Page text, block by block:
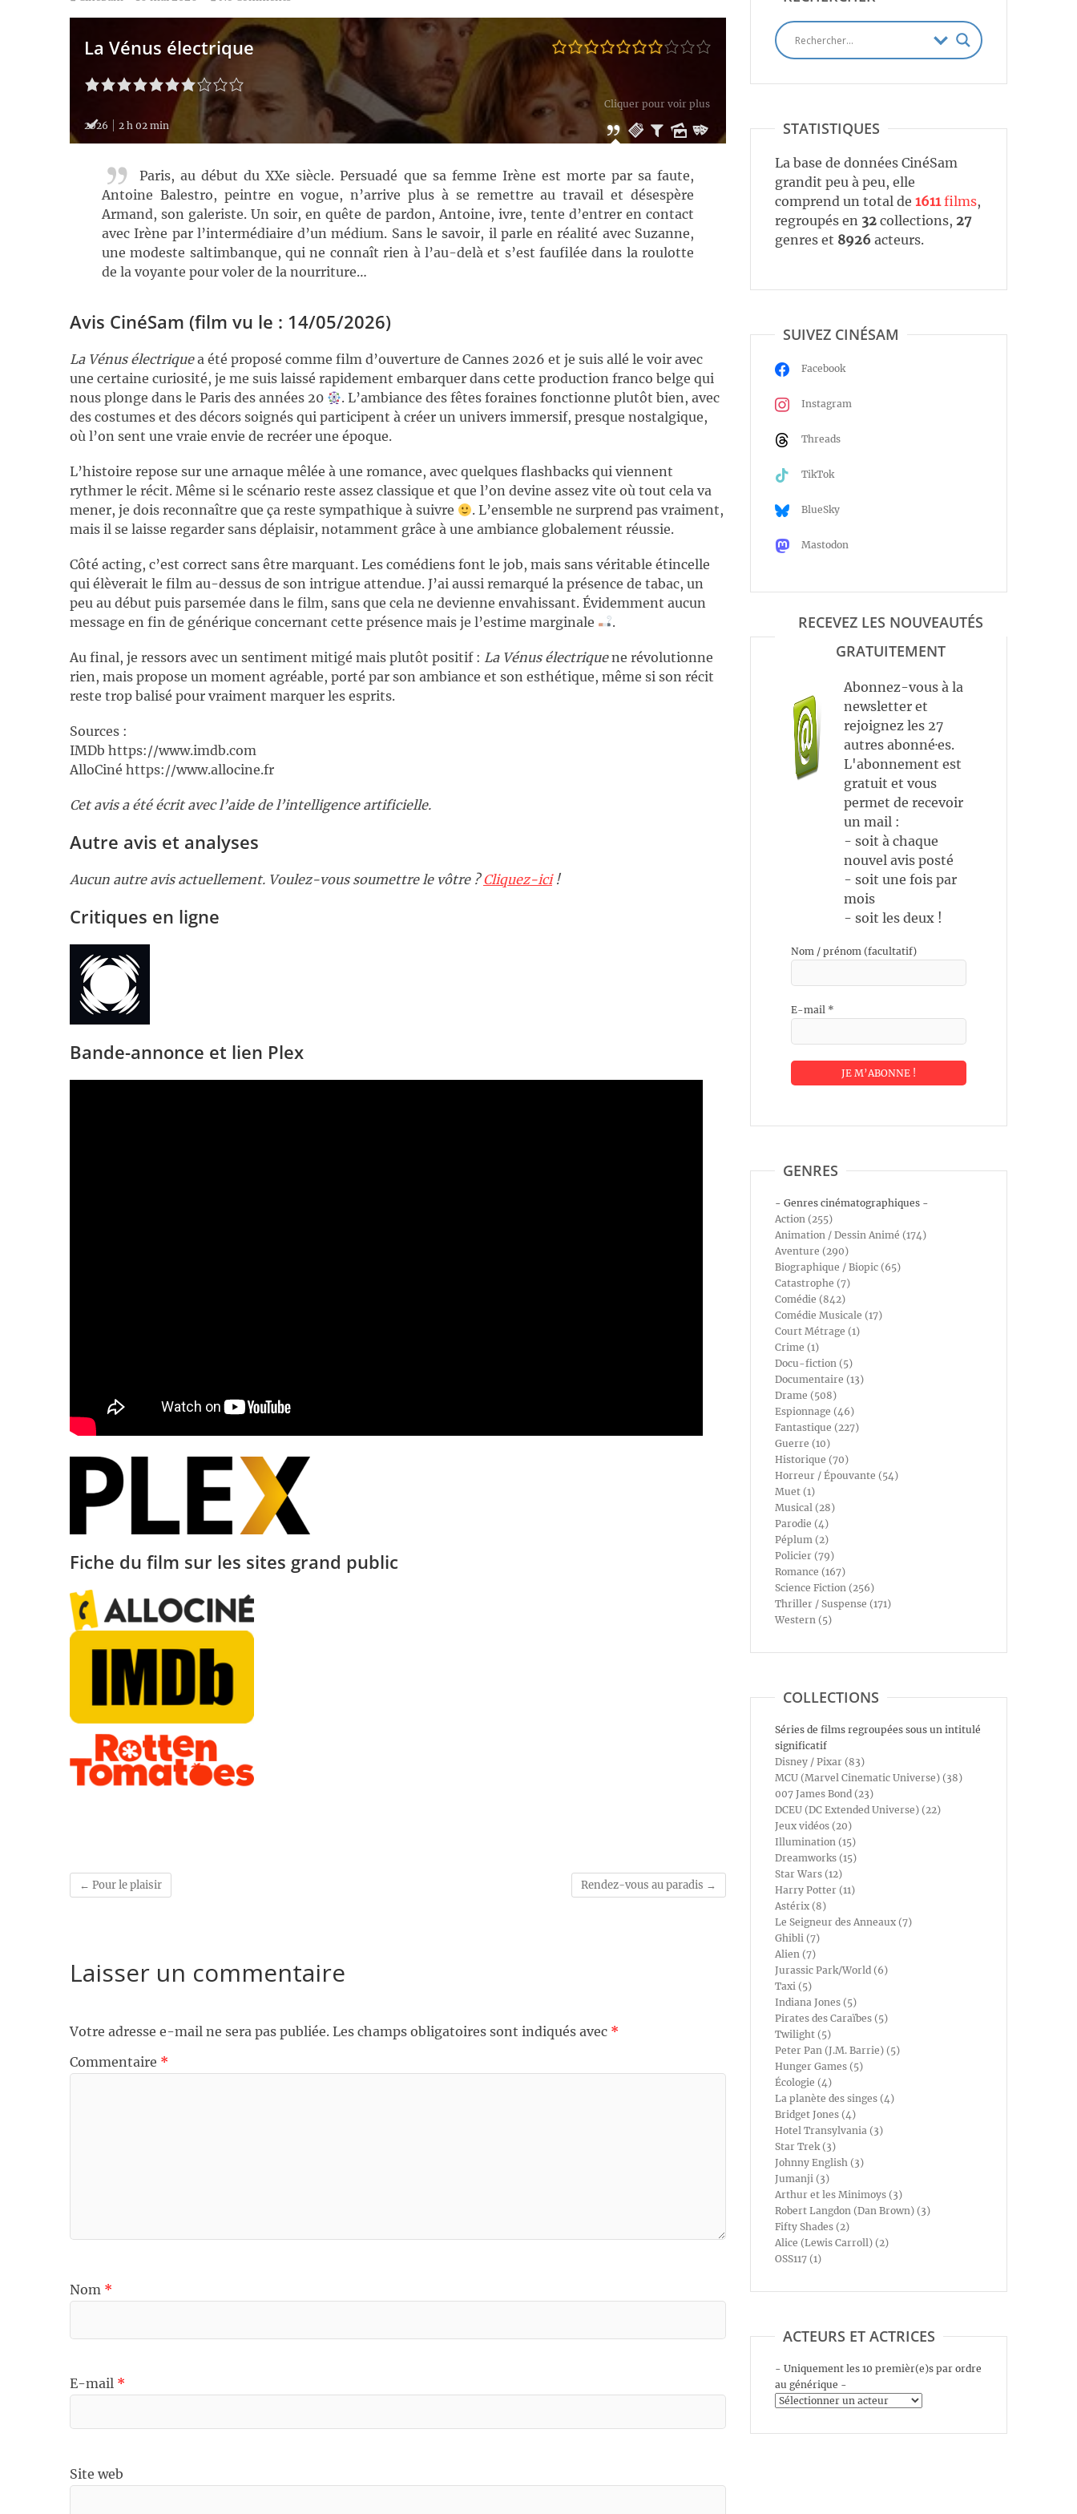
La Vénus électrique
2026 2 h 02 min
Cliquer pour voir plus
Paris, au début du XXe siècle. Persuadé que sa femme Irène est morte par sa faute,
Antoine Balestro, peintre en vogue, n’arrive plus à se remettre au travail et désespère
Armand, son galeriste. Un soir, en quête de pardon, Antoine, ivre, tente d’entrer en contact
avec Irène par l’intermédiaire d’un médium. Sans le savoir, il parle en réalité avec Suzanne,
une modeste saltimbanque, qui ne connaît rien à l’au-delà et s’est faufilée dans la roulotte
de la voyante pour voler de la nourriture…
Avis CinéSam (film vu le : 14/05/2026)
La Vénus électriquea été proposé comme film d’ouverture de Cannes 2026 et je suis allé le voir avec
une certaine curiosité, je me suis laissé rapidement embarquer dans cette production franco belge qui
nous plonge dans le Paris des années 20
. L’ambiance des fêtes foraines fonctionne plutôt bien, avec
des costumes et des décors soignés qui participent à créer un univers immersif, presque nostalgique,
où l’on sent une vraie envie de recréer une époque.
L’histoire repose sur une arnaque mêlée à une romance, avec quelques flashbacks qui viennent
rythmer le récit. Même si le scénario reste assez classique et que l’on devine assez vite où tout cela va
mener, je dois reconnaître que ça reste sympathique à suivre
. L’ensemble ne surprend pas vraiment,
mais il se laisse regarder sans déplaisir, notamment grâce à une ambiance globalement réussie.
Côté acting, c’est correct sans être marquant. Les comédiens font le job, mais sans véritable étincelle
qui élèverait le film au-dessus de son intrigue attendue. J’ai aussi remarqué la présence de tabac, un
peu au début puis parsemée dans le film, sans que cela ne devienne envahissant. Évidemment aucun
message en fin de générique concernant cette présence mais je l’estime marginale
.
Au final, je ressors avec un sentiment mitigé mais plutôt positif : La Vénus électriquene révolutionne
rien, mais propose un moment agréable, porté par son ambiance et son esthétique, même si son récit
reste trop balisé pour vraiment marquer les esprits.
Sources :
IMDb https://www.imdb.com
AlloCiné https://www.allocine.fr
Cet avis a été écrit avec l’aide de l’intelligence artificielle.
Autre avis et analyses
Aucun autre avis actuellement. Voulez-vous soumettre le vôtre ?Cliquez-ici!
Critiques en ligne
Bande-annonce et lien Plex
Fiche du film sur les sites grand public
← Pour le plaisir Rendez-vous au paradis →
Laisser un commentaire
Votre adresse e-mail ne sera pas publiée. Les champs obligatoires sont indiqués avec *
Commentaire *
Nom *
E-mail *
Site web
STATISTIQUES
La base de données CinéSam
grandit peu à peu, elle
comprend un total de 1611films,
regroupés en 32 collections, 27
genres et 8926 acteurs.
SUIVEZ CINÉSAM
Facebook
Instagram
Threads
TikTok
BlueSky
Mastodon
RECEVEZ LES NOUVEAUTÉS
GRATUITEMENT
Abonnez-vous à la
newsletter et
rejoignez les 27
autres abonné·es.
L'abonnement est
gratuit et vous
permet de recevoir
un mail :
- soit à chaque
nouvel avis posté
- soit une fois par
mois
- soit les deux !
Nom / prénom (facultatif)
E-mail *
GENRES
- Genres cinématographiques -
Action (255)
Animation / Dessin Animé (174)
Aventure (290)
Biographique / Biopic (65)
Catastrophe (7)
Comédie (842)
Comédie Musicale (17)
Court Métrage (1)
Crime (1)
Docu-fiction (5)
Documentaire (13)
Drame (508)
Espionnage (46)
Fantastique (227)
Guerre (10)
Historique (70)
Horreur / Épouvante (54)
Muet (1)
Musical (28)
Parodie (4)
Péplum (2)
Policier (79)
Romance (167)
Science Fiction (256)
Thriller / Suspense (171)
Western (5)
COLLECTIONS
Séries de films regroupées sous un intitulé
significatif
Disney / Pixar (83)
MCU (Marvel Cinematic Universe) (38)
007 James Bond (23)
DCEU (DC Extended Universe) (22)
Jeux vidéos (20)
Illumination (15)
Dreamworks (15)
Star Wars (12)
Harry Potter (11)
Astérix (8)
Le Seigneur des Anneaux (7)
Ghibli (7)
Alien (7)
Jurassic Park/World (6)
Taxi (5)
Indiana Jones (5)
Pirates des Caraïbes (5)
Twilight (5)
Peter Pan (J.M. Barrie) (5)
Hunger Games (5)
Écologie (4)
La planète des singes (4)
Bridget Jones (4)
Hotel Transylvania (3)
Star Trek (3)
Johnny English (3)
Jumanji (3)
Arthur et les Minimoys (3)
Robert Langdon (Dan Brown) (3)
Fifty Shades (2)
Alice (Lewis Carroll) (2)
OSS117 (1)
ACTEURS ET ACTRICES
- Uniquement les 10 premièr(e)s par ordre
au générique -